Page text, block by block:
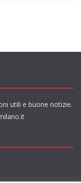
utili e buone notizie.